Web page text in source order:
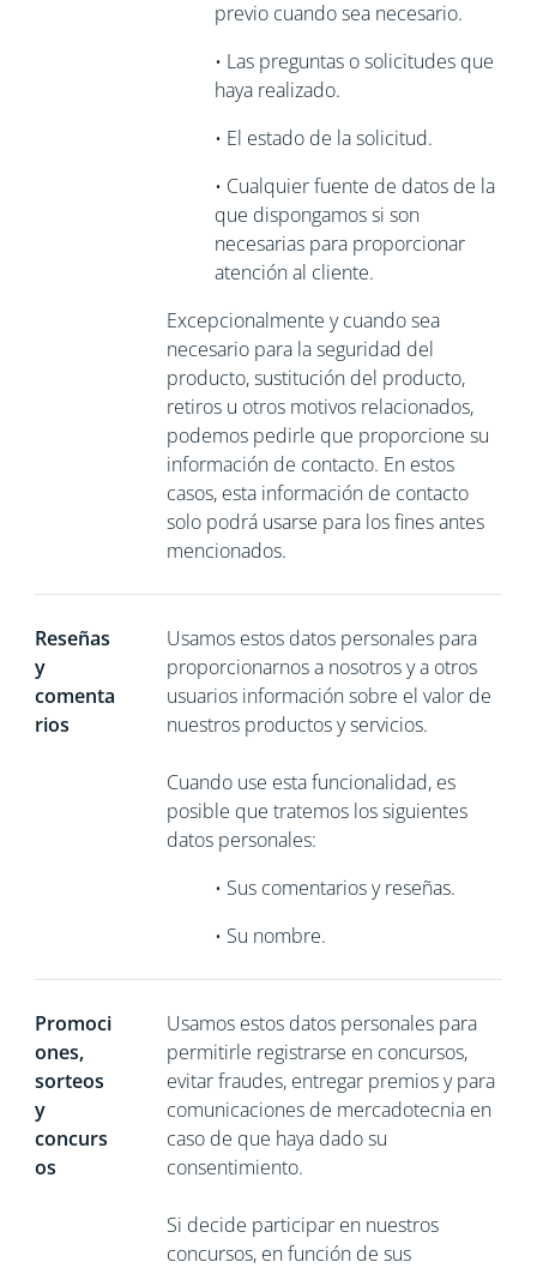
previo cuando sea necesario.
• Las preguntas o solicitudes que
haya realizado.
• El estado de la solicitud.
• Cualquier fuente de datos de la
que dispongamos si son
necesarias para proporcionar
atención al cliente.
Excepcionalmente y cuando sea
necesario para la seguridad del
producto, sustitución del producto,
retiros u otros motivos relacionados,
podemos pedirle que proporcione su
información de contacto. En estos
casos, esta información de contacto
solo podrá usarse para los fines antes
mencionados.
Reseñas
y
comenta
rios
Usamos estos datos personales para
proporcionarnos a nosotros y a otros
usuarios información sobre el valor de
nuestros productos y servicios.
Cuando use esta funcionalidad, es
posible que tratemos los siguientes
datos personales:
• Sus comentarios y reseñas.
• Su nombre.
Promoci
ones,
sorteos
y
concurs
os
Usamos estos datos personales para
permitirle registrarse en concursos,
evitar fraudes, entregar premios y para
comunicaciones de mercadotecnia en
caso de que haya dado su
consentimiento.
Si decide participar en nuestros
concursos, en función de sus